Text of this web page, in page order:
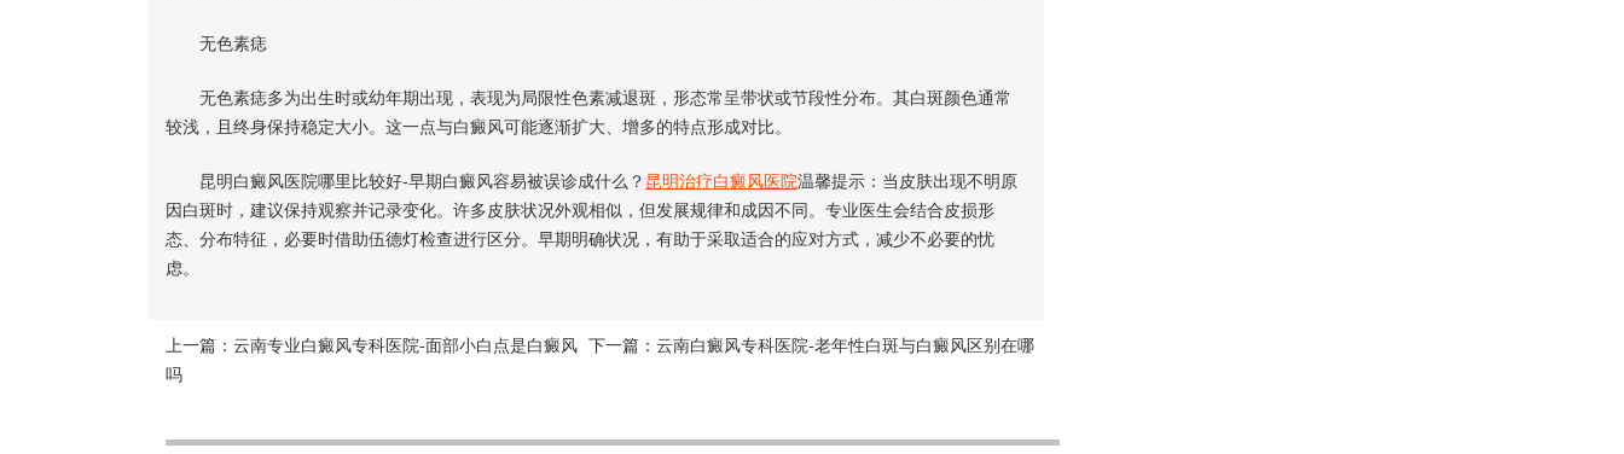
无色素痣
无色素痣多为出生时或幼年期出现，表现为局限性色素减退斑，形态常呈带状或节段性分布。其白斑颜色通常
较浅，且终身保持稳定大小。这一点与白癜风可能逐渐扩大、增多的特点形成对比。
昆明白癜风医院哪里比较好-早期白癜风容易被误诊成什么？ 昆明治疗白癜风医院温馨提示：当皮肤出现不明原
因白斑时，建议保持观察并记录变化。许多皮肤状况外观相似，但发展规律和成因不同。专业医生会结合皮损形
态、分布特征，必要时借助伍德灯检查进行区分。早期明确状况，有助于采取适合的应对方式，减少不必要的忧
虑。
上一篇： 云南专业白癜风专科医院-面部小白点是白癜风
吗
下一篇： 云南白癜风专科医院-老年性白斑与白癜风区别在哪